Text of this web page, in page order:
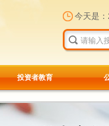
今天是：
投资者教育